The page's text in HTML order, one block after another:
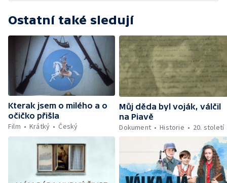
Ostatní také sledují
Kterak jsem o milého a o
očičko přišla
Film
Krátký Český
Můj děda byl voják, válčil
na Piavě
Dokument
Historie 20. století